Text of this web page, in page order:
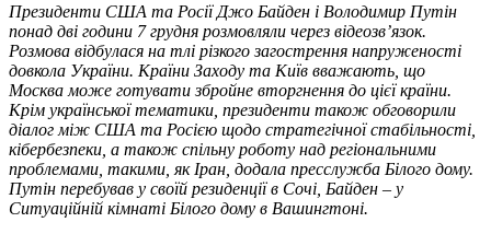
Президенти США та Росії Джо Байден і Володимир Путін
понад дві години 7 грудня розмовляли через відеозвʼязок.
Розмова відбулася на тлі різкого загострення напруженості
довкола України. Країни Заходу та Київ вважають, що
Москва може готувати збройне вторгнення до цієї країни.
Крім української тематики, президенти також обговорили
діалог між США та Росією щодо стратегічної стабільності,
кібербезпеки, а також спільну роботу над регіональними
проблемами, такими, як Іран, додала пресслужба Білого дому.
Путін перебував у своїй резиденції в Сочі, Байден – у
Ситуаційній кімнаті Білого дому в Вашингтоні.